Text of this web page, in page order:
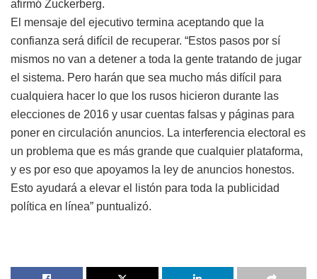
afirmó Zuckerberg.
El mensaje del ejecutivo termina aceptando que la
confianza será difícil de recuperar. “Estos pasos por sí
mismos no van a detener a toda la gente tratando de jugar
el sistema. Pero harán que sea mucho más difícil para
cualquiera hacer lo que los rusos hicieron durante las
elecciones de 2016 y usar cuentas falsas y páginas para
poner en circulación anuncios. La interferencia electoral es
un problema que es más grande que cualquier plataforma,
y es por eso que apoyamos la ley de anuncios honestos.
Esto ayudará a elevar el listón para toda la publicidad
política en línea” puntualizó.